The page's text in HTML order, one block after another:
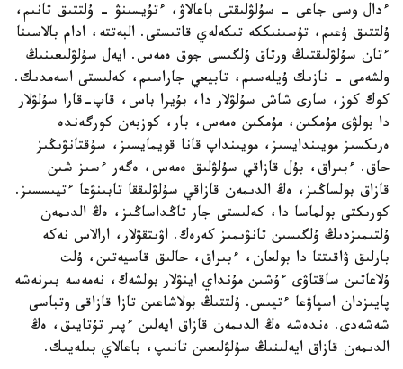
ءدال وسى جاعى - سۇلۋلىقتى باعالاۋ، ءتۇيسىنۋ - ۇلتتىق تانىم،
ۇلتتىق ۇعىم، تۇسىنىككە تىكەلەي قاتىستى. البەتتە، ادام بالاسىنا
ءتان سۇلۋلىقتىڭ ورتاق ۇلگىسى جوق ەمەس. ايەل سۇلۋلىعىنىڭ
ولشەمى - نازىك ۇيلەسىم، تابيعي جاراسىم، كەلىستى اسەمدىك.
كوك كوز، سارى شاش سۇلۋلار دا، بۇيرا باس، قاپ-قارا سۇلۋلار
دا بولۋى مۇمكىن، مۇمكىن ەمەس، بار، كوزبەن كورگەندە
ەرىكسىز مويىندايسىز، مويىنداپ قانا قويمايسىز، سۇقتانۋىڭىز
حاق. ءبىراق، بۇل قازاقي سۇلۋلىق ەمەس، ەگەر ءسىز شىن
قازاق بولساڭىز، ەڭ الدىمەن قازاقي سۇلۋلىققا تابىنۋعا ءتيىسسىز.
كورىكتى بولماسا دا، كەلىستى جار تاڭداساڭىز، ەڭ الدىمەن
ۇلتىمىزدىڭ ۇلگىسىن تانۋىمىز كەرەك. اۋىتقۋلار، ارالاس نەكە
بارلىق ۋاقىتتا دا بولعان، ءبىراق، حالىق قاسيەتىن، ۇلت
ۇلاعاتىن ساقتاۋى ءۇشىن مۇنداي اينۋلار بولشەك، نەمەسە بىرنەشە
پايىزدان اسپاۋعا ءتيىس. ۇلتتىڭ بولاشاعىن تازا قازاقى وتباسى
شەشەدى. ەندەشە ەڭ الدىمەن قازاق ايەلىن ءپىر تۇتايىق، ەڭ
الدىمەن قازاق ايەلىنىڭ سۇلۋلىعىن تانىپ، باعالاي بىلەيىك.